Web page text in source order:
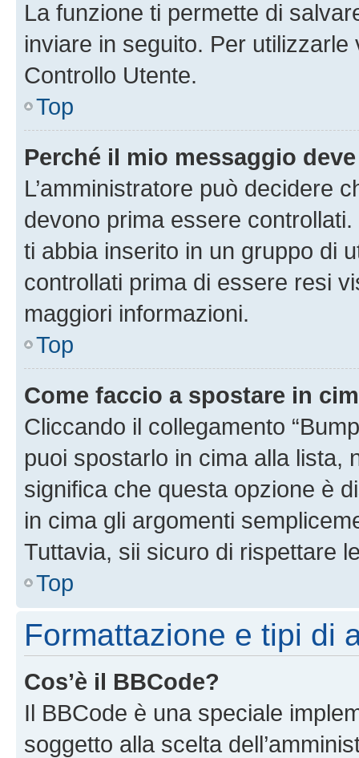
La funzione ti permette di
inviare in seguito. Per utilizzarle
Controllo Utente.
Top
Perché il mio messaggio
L’amministratore può decidere
devono prima essere
ti abbia inserito in un gruppo di
controllati prima di essere resi
maggiori informazioni.
Top
Come faccio a spostare in
Cliccando il collegamento
puoi spostarlo in cima alla lista,
significa che questa opzione è
in cima gli argomenti
Tuttavia, sii sicuro di rispettare
Top
Formattazione e tipi di
Cos’è il BBCode?
Il BBCode è una speciale
soggetto alla scelta